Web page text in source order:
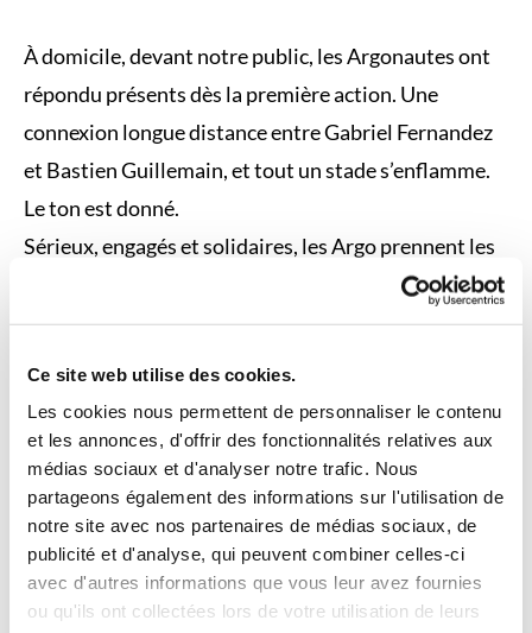
Ce site web utilise des cookies.
Les cookies nous permettent de personnaliser le contenu
et les annonces, d'offrir des fonctionnalités relatives aux
médias sociaux et d'analyser notre trafic. Nous
partageons également des informations sur l'utilisation de
notre site avec nos partenaires de médias sociaux, de
publicité et d'analyse, qui peuvent combiner celles-ci
avec d'autres informations que vous leur avez fournies
ou qu'ils ont collectées lors de votre utilisation de leurs
À domicile, devant notre public, les Argonautes ont
répondu présents dès la première action. Une
connexion longue distance entre Gabriel Fernandez
et Bastien Guillemain, et tout un stade s’enflamme.
Le ton est donné.
Sérieux, engagés et solidaires, les Argo prennent les
devants et imposent leur rythme avant la pause. Au
retour des vestiaires, Grenoble revient avec de
possession devient cruciale.
Mais ce groupe a du caractère. Portés par un gros
retour de kickoff, puis un jeu au sol efficace, les
Argonautes reprennent de l’air. Et quand le match
bascule dans les dernières minutes, c’est toute